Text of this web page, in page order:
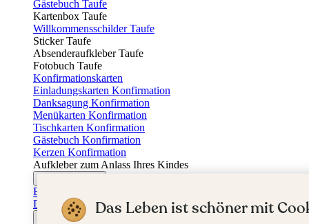
Gästebuch Taufe
Kartenbox Taufe
Willkommensschilder Taufe
Sticker Taufe
Absenderaufkleber Taufe
Fotobuch Taufe
Konfirmationskarten
Einladungskarten Konfirmation
Danksagung Konfirmation
Menükarten Konfirmation
Tischkarten Konfirmation
Gästebuch Konfirmation
Kerzen Konfirmation
Aufkleber zum Anlass Ihres Kindes
Einladungskarten Firmung
Dankeskarten Firmung
JugendweihekartenDas Leben ist schöner mit